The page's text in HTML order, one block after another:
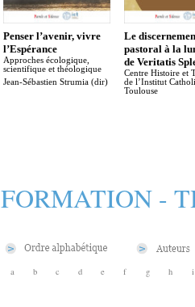
Penser l’avenir, vivre
l’Espérance
Approches écologique,
scientifique et théologique
Jean-Sébastien Strumia (dir)
Le
pastoral à la
de Veritatis
Centre Histoire et
de l’Institut
Toulouse
FORMATION -
a b c d e f g h i